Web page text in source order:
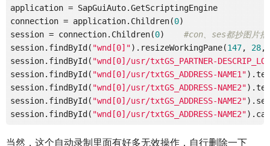
application = SapGuiAuto.GetScriptingEngine
connection = application.Children(0)
session = connection.Children(0) #con、ses都抄图片
session.findById( "wnd[0]").resizeWorkingPane(147, 28,
session.findById( "wnd[0]/usr/txtGS_PARTNER-
session.findById( "wnd[0]/usr/txtGS_ADDRESS-NAME1"
session.findById( "wnd[0]/usr/txtGS_ADDRESS-NAME2"
session.findById( "wnd[0]/usr/txtGS_ADDRESS-NAME2"
session.findById( "wnd[0]/usr/txtGS_ADDRESS-NAME2"
当然，这个自动录制里面有好多无效操作，自行删除一下